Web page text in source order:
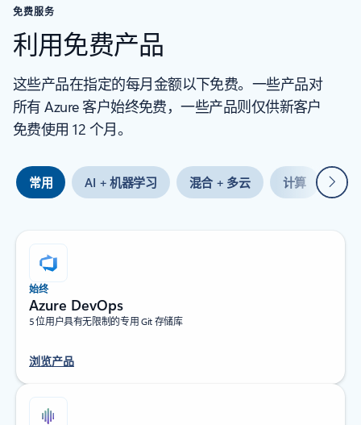
免费服务
利用免费产品
这些产品在指定的每月金额以下免费。一些产品对
所有 Azure 客户始终免费，一些产品则仅供新客户
免费使用 12 个月。
常用 AI + 机器学习 混合 + 多云 计算 容
下一
始终
Azure DevOps
5 位用户具有无限制的专用 Git 存储库
浏览产品